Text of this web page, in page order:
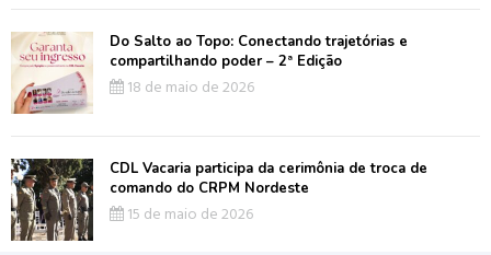
Do Salto ao Topo: Conectando trajetórias e
compartilhando poder – 2ª Edição
18 de maio de 2026
CDL Vacaria participa da cerimônia de troca de
comando do CRPM Nordeste
15 de maio de 2026